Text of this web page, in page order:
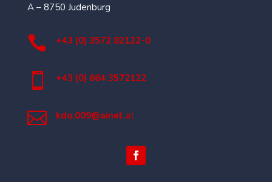
A – 8750 Judenburg
 +43 (0) 3572 82122-0
 +43 (0) 664 3572122
 kdo.009@ainet.at